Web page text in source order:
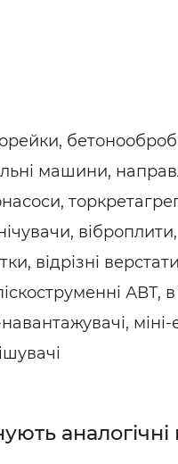
машини,
віброплити,
відрізні
АВТ,